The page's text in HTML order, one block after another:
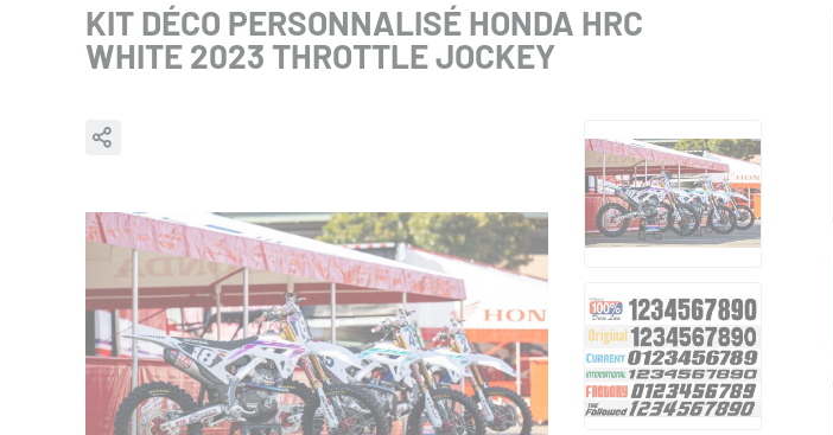
KIT DÉCO PERSONNALISÉ HONDA HRC
WHITE 2023 THROTTLE JOCKEY